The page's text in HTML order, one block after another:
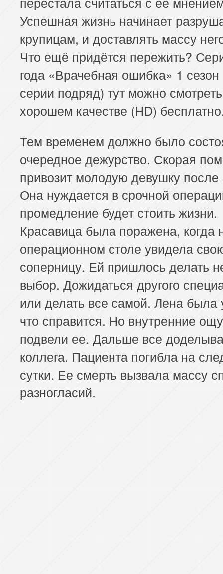
Успешная жизнь начинает
крупицам, и доставлять массу
Что ещё придётся пережить?
года «Врачебная ошибка» 1 сезон
серии подряд) тут можно
хорошем качестве (HD)
Тем временем должно было
очередное дежурство. Скорая
привозит молодую девушку после
Она нуждается в срочной
промедление будет стоить жизни.
Красавица была поражена, когда
операционном столе увидела
соперницу. Ей пришлось делать
выбор. Дожидаться другого
или делать все самой. Лена была
что справится. Но внутренние
подвели ее. Дальше все
коллега. Пациента погибла на
сутки. Ее смерть вызвала массу
разногласий.